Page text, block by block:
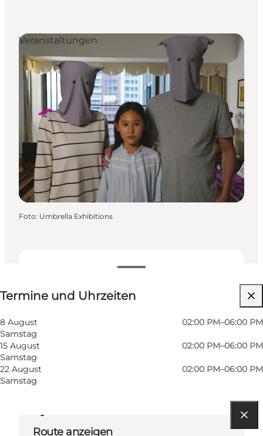
Termine und Uhrzeiten
Termine und Uhrzeiten
8 August
Samstag
02:00 PM–06:00 PM
15 August
Samstag
02:00 PM–06:00 PM
22 August
Samstag
02:00 PM–06:00 PM
Website besuchen
Veranstaltungen
Foto: Umbrella Exhibitions
Route anzeigen